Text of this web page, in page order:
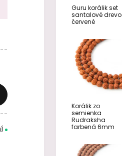
Guru korálik set
santalové drevo
červené
Korálik zo
semienka
Rudraksha
farbená 6mm